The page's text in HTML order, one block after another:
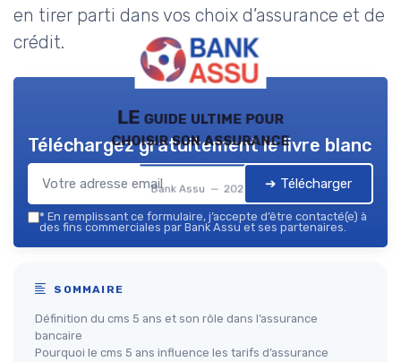
en tirer parti dans vos choix d’assurance et de
crédit.
LE guide ultime pour
choisir son assurance
Bank Assu — 2026
Téléchargez gratuitement le livre blanc
➔ Télécharger
* En remplissant ce formulaire, j’accepte d’être contacté(e) à
des fins commerciales par Bank Assu et ses partenaires.
SOMMAIRE
Définition du cms 5 ans et son rôle dans l’assurance
bancaire
Pourquoi le cms 5 ans influence les tarifs d’assurance